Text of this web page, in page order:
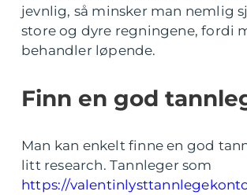
jevnlig, så minsker man nemlig
store og dyre regningene, fordi
behandler løpende.
Finn en god
Man kan enkelt finne en god
litt research. Tannleger som
https://